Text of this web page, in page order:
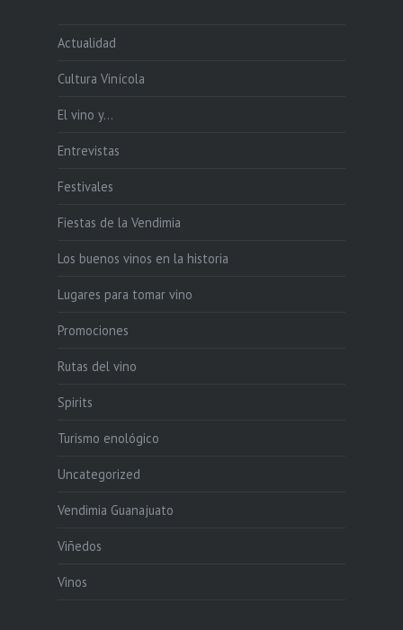
Actualidad
Cultura Vinícola
El vino y…
Entrevistas
Festivales
Fiestas de la Vendimia
Los buenos vinos en la historia
Lugares para tomar vino
Promociones
Rutas del vino
Spirits
Turismo enológico
Uncategorized
Vendimia Guanajuato
Viñedos
Vinos